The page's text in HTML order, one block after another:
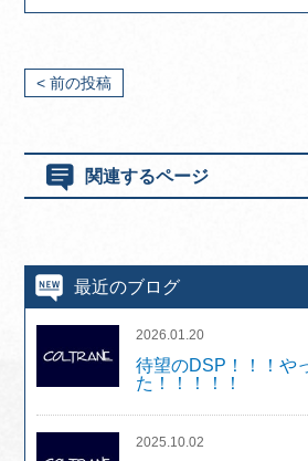
< 前の投稿
関連するページ
最近のブログ
2026.01.20
待望のDSP！！！や
た！！！！！
2025.10.02